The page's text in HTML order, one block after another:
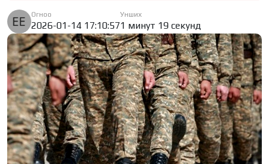
Огноо
2026-01-14 17:10:57
Унших
1 минут 19 секунд